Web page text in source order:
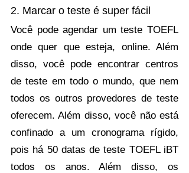
2. Marcar o teste é super fácil
Você pode agendar um teste TOEFL
onde quer que esteja, online. Além
disso, você pode encontrar centros
de teste em todo o mundo, que nem
todos os outros provedores de teste
oferecem. Além disso, você não está
confinado a um cronograma rígido,
pois há 50 datas de teste TOEFL iBT
todos os anos. Além disso, os